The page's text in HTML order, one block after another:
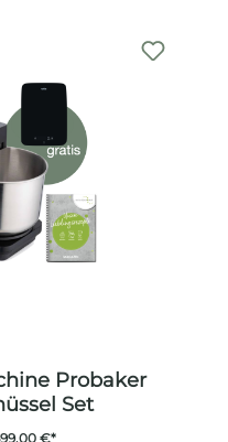
Probaker
Set
€*